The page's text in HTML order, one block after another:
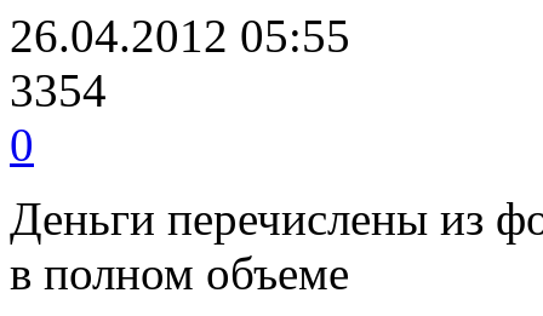
26.04.2012 05:55
3354
0
Деньги перечислены из
в полном объеме